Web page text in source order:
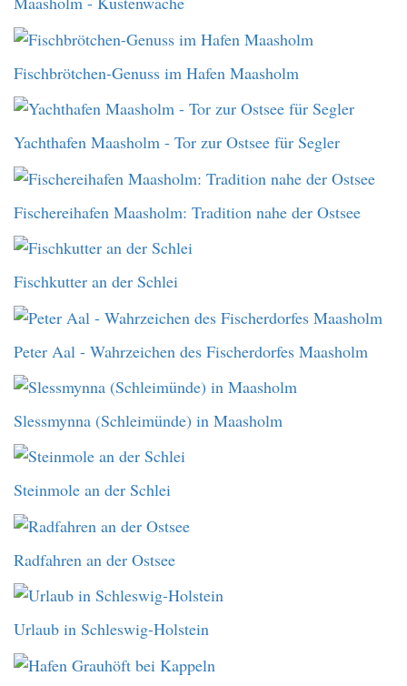
Fischbrötchen-Genuss im Hafen Maasholm
Yachthafen Maasholm - Tor zur Ostsee für Segler
Fischereihafen Maasholm: Tradition nahe der Ostsee
Fischkutter an der Schlei
Peter Aal - Wahrzeichen des Fischerdorfes Maasholm
Slessmynna (Schleimünde) in Maasholm
Steinmole an der Schlei
Radfahren an der Ostsee
Urlaub in Schleswig-Holstein